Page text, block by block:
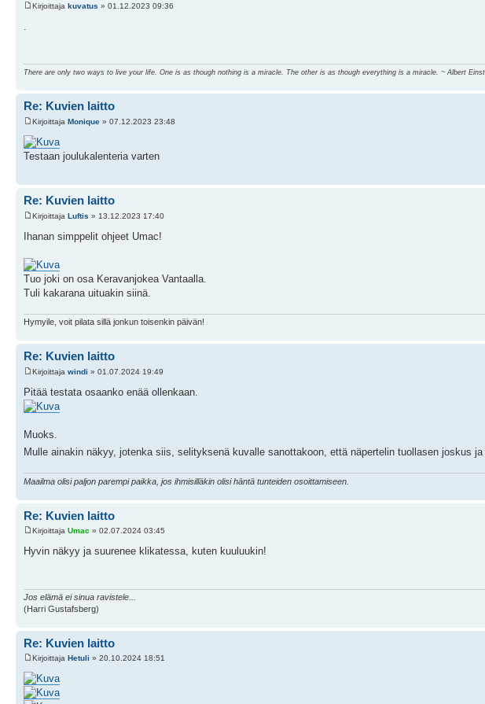
Kirjoittaja kuvatus » 01.12.2023 09:36
There are only two ways to live your life. One is as though nothing is a miracle. The other is as though everything is a miracle. ~ Albert
Re: Kuvien laitto
Kirjoittaja Monique » 07.12.2023 23:48
Testaan joulukalenteria varten
Re: Kuvien laitto
Kirjoittaja Luftis » 13.12.2023 17:40
Ihanan simppelit ohjeet Umac!
Tuo joki on osa Keravanjokea Vantaalla.
Tuli kakarana uituakin siinä.
Hymyile, voit pilata sillä jonkun toisenkin päivän!
Re: Kuvien laitto
Kirjoittaja windi » 01.07.2024 19:49
Pitää testata osaanko enää ollenkaan.
Muoks.
Mulle ainakin näkyy, jotenka siis, selityksenä kuvalle sanottakoon, että näpertelin tuollasen joskus
Maailma olisi paljon parempi paikka, jos ihmisilläkin olisi häntä tunteiden osoittamiseen.
Re: Kuvien laitto
Kirjoittaja Umac » 02.07.2024 03:45
Hyvin näkyy ja suurenee klikatessa, kuten kuuluukin!
Jos elämä ei sinua ravistele...
(Harri Gustafsberg)
Re: Kuvien laitto
Kirjoittaja Hetuli » 20.10.2024 18:51